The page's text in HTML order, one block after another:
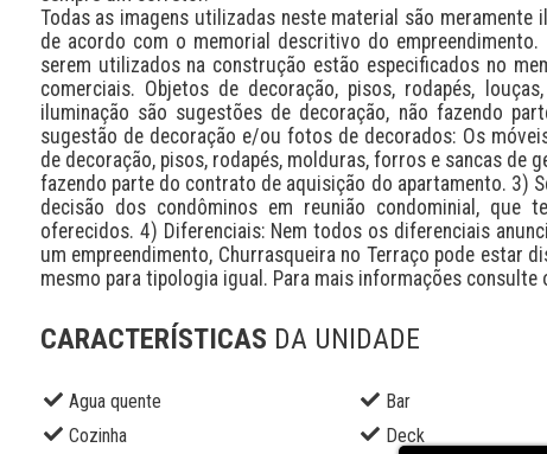
Todas as imagens utilizadas neste material são
de acordo com o memorial descritivo do
serem utilizados na construção estão especificados no
comerciais. Objetos de decoração, pisos, rodapés,
iluminação são sugestões de decoração, não fazendo
sugestão de decoração e/ou fotos de decorados: Os
de decoração, pisos, rodapés, molduras, forros e sancas de
fazendo parte do contrato de aquisição do apartamento. 3)
decisão dos condôminos em reunião condominial, que
oferecidos. 4) Diferenciais: Nem todos os diferenciais
um empreendimento, Churrasqueira no Terraço pode estar
mesmo para tipologia igual. Para mais informações
CARACTERÍSTICAS DA UNIDADE
Agua quente Bar
Cozinha
Deck